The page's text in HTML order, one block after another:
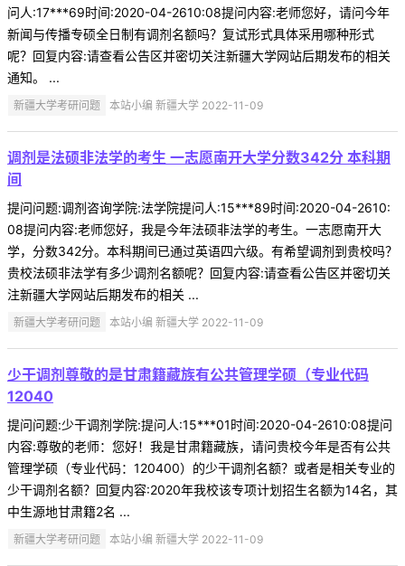
问人:17***69时间:2020-04-2610:08提问内容:老师您好，请问今年
新闻与传播专硕全日制有调剂名额吗？复试形式具体采用哪种形式
呢？回复内容:请查看公告区并密切关注新疆大学网站后期发布的相关
通知。 ...
新疆大学考研问题 本站小编 新疆大学 2022-11-09
调剂是法硕非法学的考生 一志愿南开大学分数342分 本科期
间
提问问题:调剂咨询学院:法学院提问人:15***89时间:2020-04-2610:
08提问内容:老师您好，我是今年法硕非法学的考生。一志愿南开大
学，分数342分。本科期间已通过英语四六级。有希望调剂到贵校吗？
贵校法硕非法学有多少调剂名额呢？回复内容:请查看公告区并密切关
注新疆大学网站后期发布的相关 ...
新疆大学考研问题 本站小编 新疆大学 2022-11-09
少干调剂尊敬的是甘肃籍藏族有公共管理学硕（专业代码
12040
提问问题:少干调剂学院:提问人:15***01时间:2020-04-2610:08提问
内容:尊敬的老师：您好！我是甘肃籍藏族，请问贵校今年是否有公共
管理学硕（专业代码：120400）的少干调剂名额？或者是相关专业的
少干调剂名额？回复内容:2020年我校该专项计划招生名额为14名，其
中生源地甘肃籍2名 ...
新疆大学考研问题 本站小编 新疆大学 2022-11-09